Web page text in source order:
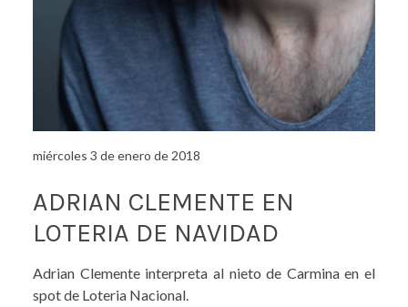
miércoles 3 de enero de 2018
ADRIAN CLEMENTE EN
LOTERIA DE NAVIDAD
Adrian Clemente interpreta al nieto de Carmina en el
spot de Loteria Nacional.